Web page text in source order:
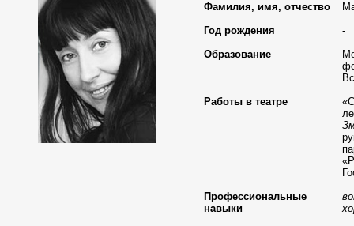
Фамилия, имя, отчество
Год рождения
-
Образование
Работы в театре
Профессиональные
навыки